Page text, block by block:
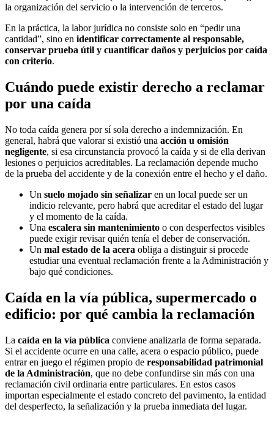
la organización del servicio o la intervención de terceros.
En la práctica, la labor jurídica no consiste solo en “pedir una
cantidad”, sino en identificar correctamente al responsable,
conservar prueba útil y cuantificar daños y perjuicios por caída
con criterio.
Cuándo puede existir derecho a reclamar
por una caída
No toda caída genera por sí sola derecho a indemnización. En
general, habrá que valorar si existió una acción u omisión
negligente, si esa circunstancia provocó la caída y si de ella derivan
lesiones o perjuicios acreditables. La reclamación depende mucho
de la prueba del accidente y de la conexión entre el hecho y el daño.
Un suelo mojado sin señalizar en un local puede ser un
indicio relevante, pero habrá que acreditar el estado del lugar
y el momento de la caída.
Una escalera sin mantenimiento o con desperfectos visibles
puede exigir revisar quién tenía el deber de conservación.
Un mal estado de la acera obliga a distinguir si procede
estudiar una eventual reclamación frente a la Administración y
bajo qué condiciones.
Caída en la vía pública, supermercado o
edificio: por qué cambia la reclamación
La caída en la vía pública conviene analizarla de forma separada.
Si el accidente ocurre en una calle, acera o espacio público, puede
entrar en juego el régimen propio de responsabilidad patrimonial
de la Administración, que no debe confundirse sin más con una
reclamación civil ordinaria entre particulares. En estos casos
importan especialmente el estado concreto del pavimento, la entidad
del desperfecto, la señalización y la prueba inmediata del lugar.